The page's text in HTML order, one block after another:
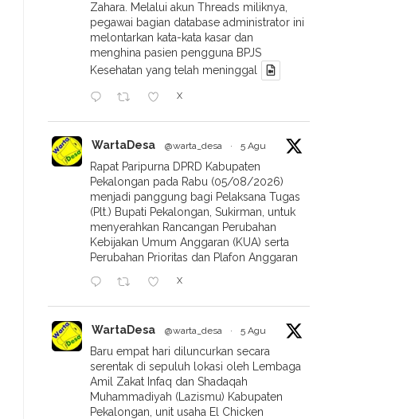
Disudutkan Narasi
Pekalongan Buka Suara Dan
Siap Tempuh Jalur Hukum
Dihimpun Dari Pejabat Daerah
Untuk Urus Perkara
Zahara. Melalui akun Threads miliknya,
pegawai bagian database administrator ini
melontarkan kata-kata kasar dan
menghina pasien pengguna BPJS
Kesehatan yang telah meninggal
X
WartaDesa @warta_desa · 5 Agu
Rapat Paripurna DPRD Kabupaten
Pekalongan pada Rabu (05/08/2026)
menjadi panggung bagi Pelaksana Tugas
(Plt.) Bupati Pekalongan, Sukirman, untuk
menyerahkan Rancangan Perubahan
Kebijakan Umum Anggaran (KUA) serta
Perubahan Prioritas dan Plafon Anggaran
X
WartaDesa @warta_desa · 5 Agu
Baru empat hari diluncurkan secara
serentak di sepuluh lokasi oleh Lembaga
Amil Zakat Infaq dan Shadaqah
Muhammadiyah (Lazismu) Kabupaten
Pekalongan, unit usaha El Chicken